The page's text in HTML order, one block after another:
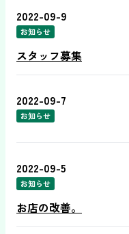
2022-09-9
お知らせ
スタッフ募集
2022-09-7
お知らせ
2022-09-5
お知らせ
お店の改善。